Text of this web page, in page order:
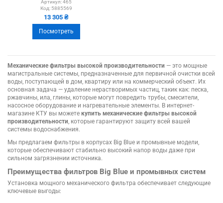
RF-SC-10х5 картриджного
типа
Артикул:465
Код: 5885569
13 305 ₴
Посмотреть
Механические фильтры высокой производительности — это мощные
магистральные системы, предназначенные для первичной очистки всей
воды, поступающей в дом, квартиру или на коммерческий объект. Их
основная задача — удаление нерастворимых частиц, такик как: песка,
ржавчины, ила, глины, которые могут повредить трубы, смесители,
насосное оборудование и нагревательные элементы. В интернет-
магазине КТУ вы можете купить механические фильтры высокой
производительности, которые гарантируют защиту всей вашей
системы водоснабжения.
Мы предлагаем фильтры в корпусах Big Blue и промывные модели,
которые обеспечивают стабильно высокий напор воды даже при
сильном загрязнении источника.
Преимущества фильтров Big Blue и промывных систем
Установка мощного механического фильтра обеспечивает следующие
ключевые выгоды: